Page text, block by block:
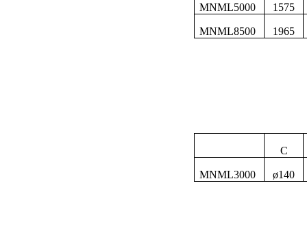
MNML5000 1575
MNML8500 1965
C
MNML3000 ø140